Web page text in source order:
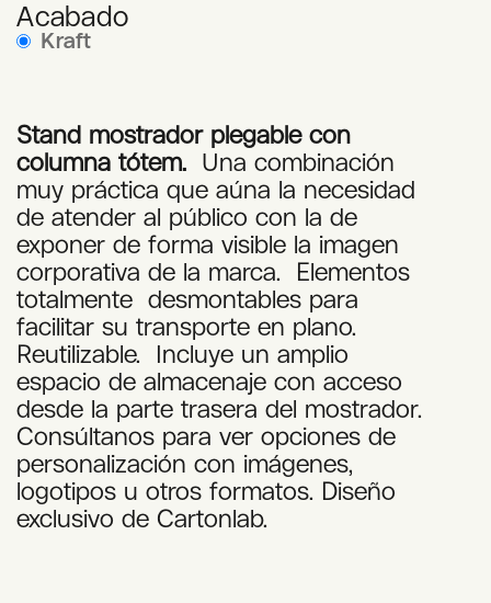
Acabado
Kraft
Stand mostrador plegable con
columna tótem. Una combinación
muy práctica que aúna la necesidad
de atender al público con la de
exponer de forma visible la imagen
corporativa de la marca. Elementos
totalmente desmontables para
facilitar su transporte en plano.
Reutilizable. Incluye un amplio
espacio de almacenaje con acceso
desde la parte trasera del mostrador.
Consúltanos para ver opciones de
personalización con imágenes,
logotipos u otros formatos. Diseño
exclusivo de Cartonlab.